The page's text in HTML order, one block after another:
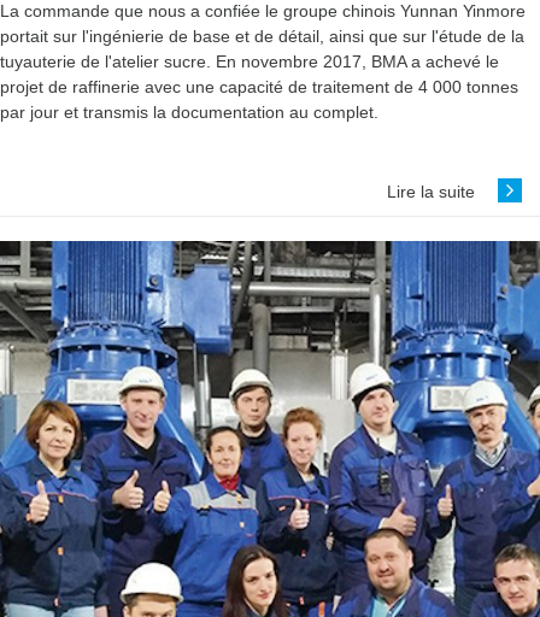
La commande que nous a confiée le groupe chinois Yunnan Yinmore
portait sur l'ingénierie de base et de détail, ainsi que sur l'étude de la
tuyauterie de l'atelier sucre. En novembre 2017, BMA a achevé le
projet de raffinerie avec une capacité de traitement de 4 000 tonnes
par jour et transmis la documentation au complet.
Lire la suite